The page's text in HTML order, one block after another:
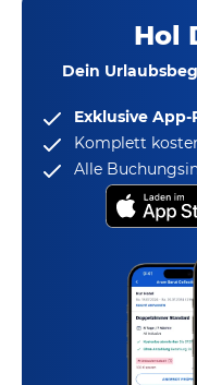
Hol
Dein
Exklusive
Komplett
Alle